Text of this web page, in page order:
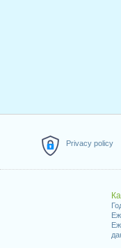
Privacy policy